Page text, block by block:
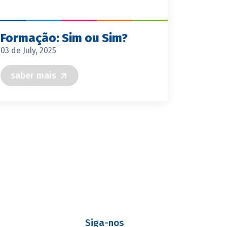
Formação: Sim ou Sim?
03 de July, 2025
saber mais
Siga-nos